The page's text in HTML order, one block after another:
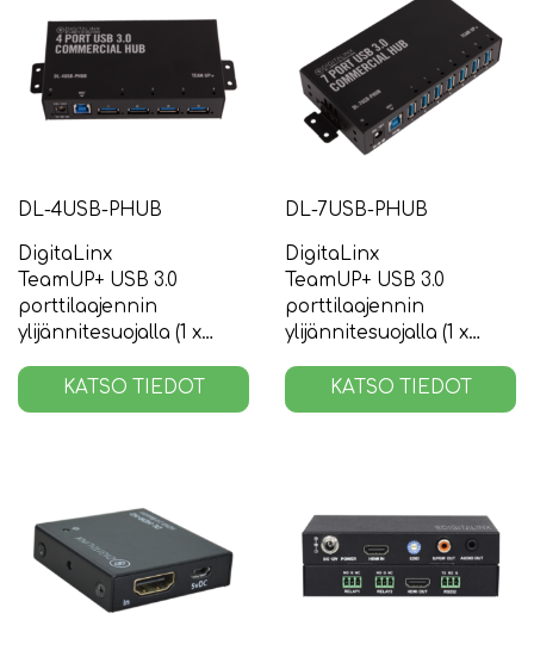
DL-4USB-PHUB
DigitaLinx
TeamUP+ USB 3.0
porttilaajennin
ylijännitesuojalla (1 x
KATSO TIEDOT
DL-7USB-PHUB
DigitaLinx
TeamUP+ USB 3.0
porttilaajennin
ylijännitesuojalla (1 x
KATSO TIEDOT